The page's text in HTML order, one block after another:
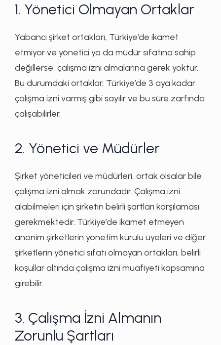
1. Yönetici Olmayan Ortaklar
Yabancı şirket ortakları, Türkiye’de ikamet
etmiyor ve yönetici ya da müdür sıfatına sahip
değillerse, çalışma izni almalarına gerek yoktur.
Bu durumdaki ortaklar, Türkiye’de 3 aya kadar
çalışma izni varmış gibi sayılır ve bu süre zarfında
çalışabilirler.
2. Yönetici ve Müdürler
Şirket yöneticileri ve müdürleri, ortak olsalar bile
çalışma izni almak zorundadır. Çalışma izni
alabilmeleri için şirketin belirli şartları karşılaması
gerekmektedir. Türkiye’de ikamet etmeyen
anonim şirketlerin yönetim kurulu üyeleri ve diğer
şirketlerin yönetici sıfatı olmayan ortakları, belirli
koşullar altında çalışma izni muafiyeti kapsamına
girebilir.
3. Çalışma İzni Almanın
Zorunlu Şartları